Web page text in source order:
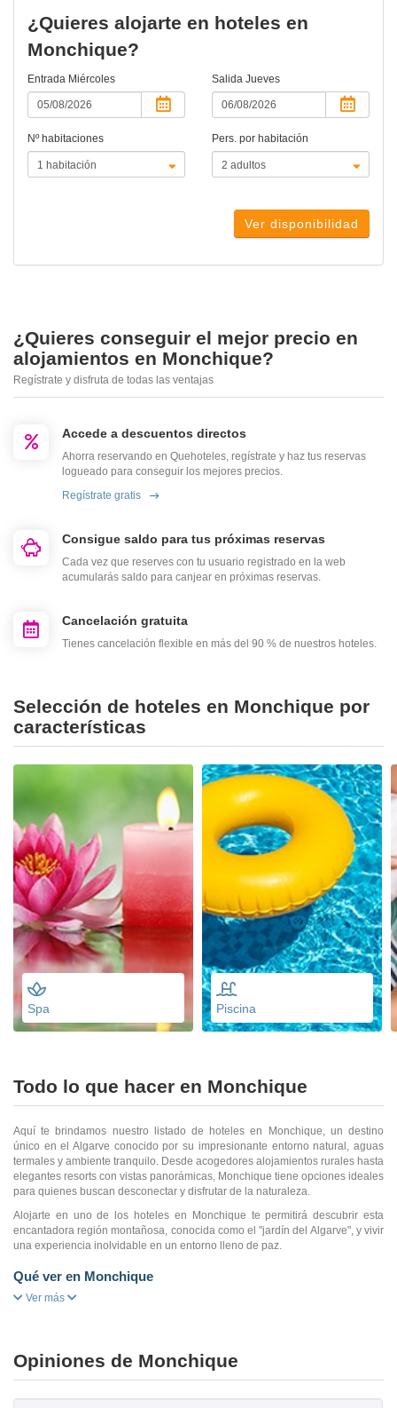
¿Quieres alojarte en hoteles en
Monchique?
Entrada Miércoles Salida Jueves
Nº habitaciones Pers. por habitación
Ver disponibilidad
¿Quieres conseguir el mejor precio en
alojamientos en Monchique?
Regístrate y disfruta de todas las ventajas
Accede a descuentos directos
Ahorra reservando en Quehoteles, regístrate y haz tus reservas
logueado para conseguir los mejores precios.
Regístrate gratis
Consigue saldo para tus próximas reservas
Cada vez que reserves con tu usuario registrado en la web
acumularás saldo para canjear en próximas reservas.
Cancelación gratuita
Tienes cancelación flexible en más del 90 % de nuestros hoteles.
Selección de hoteles en Monchique por
características
Spa Piscina
Todo lo que hacer en Monchique
Aquí te brindamos nuestro listado de hoteles en Monchique, un destino
único en el Algarve conocido por su impresionante entorno natural, aguas
termales y ambiente tranquilo. Desde acogedores alojamientos rurales hasta
elegantes resorts con vistas panorámicas, Monchique tiene opciones ideales
para quienes buscan desconectar y disfrutar de la naturaleza.
Alojarte en uno de los hoteles en Monchique te permitirá descubrir esta
encantadora región montañosa, conocida como el "jardín del Algarve", y vivir
una experiencia inolvidable en un entorno lleno de paz.
Qué ver en Monchique
Ver más
Opiniones de Monchique